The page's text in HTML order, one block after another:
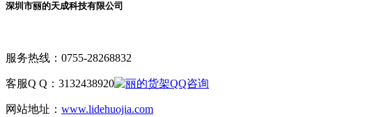
深圳市丽的天成科技有限公司
服务热线： 0755-28268832
客服Q Q： 3132438920
网站地址： www.lidehuojia.com